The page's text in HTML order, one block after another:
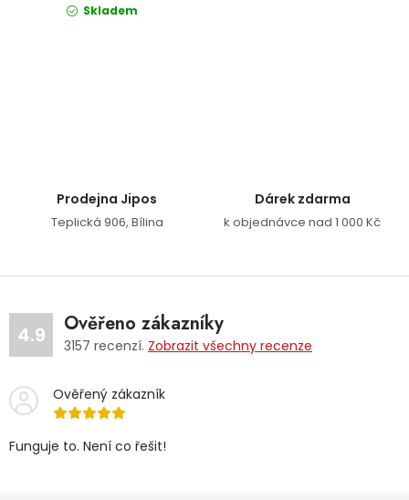
Skladem
Prodejna Jipos
Teplická 906, Bílina
Dárek zdarma
k objednávce nad 1 000 Kč
4.9 Ověřeno zákazníky
3157 recenzí. Zobrazit všechny recenze
Ověřený zákazník
Funguje to. Není co řešit!